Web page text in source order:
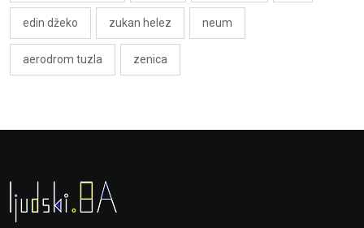
edin džeko zukan helez neum
aerodrom tuzla zenica